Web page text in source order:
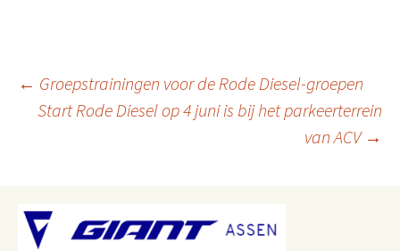
Berichtnavigatie
← Groepstrainingen voor de Rode Diesel-groepen
Start Rode Diesel op 4 juni is bij het parkeerterrein
van ACV →